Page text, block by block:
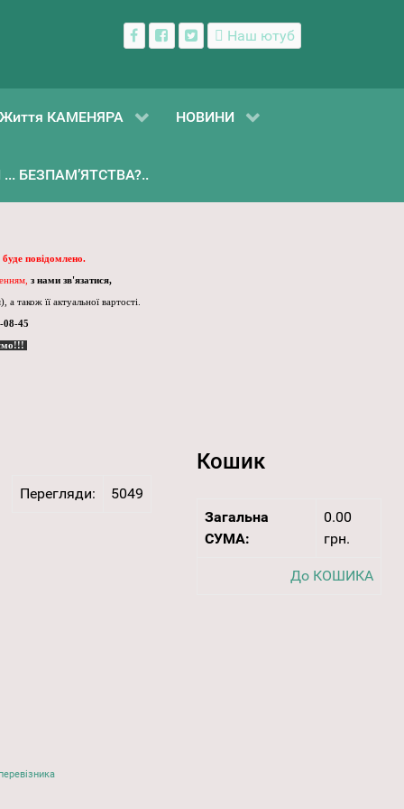
Наш ютуб
КАМЕНЯРА НОВИНИ
БЕЗПАМ’ЯТСТВА?..
повідомлено.
з нами зв'язатися,
також її актуальної вартості.
08-45
Перегляди: 5049
Кошик
Загальна
СУМА:
0.00
грн.
До КОШИКА